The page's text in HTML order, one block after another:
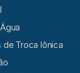
de Troca Iônica